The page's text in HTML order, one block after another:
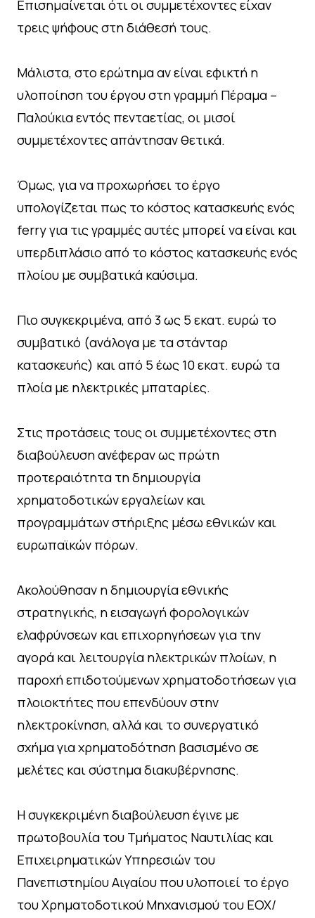
Επισημαίνεται ότι οι συμμετέχοντες είχαν
τρεις ψήφους στη διάθεσή τους.
Μάλιστα, στο ερώτημα αν είναι εφικτή η
υλοποίηση του έργου στη γραμμή Πέραμα –
Παλούκια εντός πενταετίας, οι μισοί
συμμετέχοντες απάντησαν θετικά.
Όμως, για να προχωρήσει το έργο
υπολογίζεται πως το κόστος κατασκευής ενός
ferry για τις γραμμές αυτές μπορεί να είναι και
υπερδιπλάσιο από το κόστος κατασκευής ενός
πλοίου με συμβατικά καύσιμα.
Πιο συγκεκριμένα, από 3 ως 5 εκατ. ευρώ το
συμβατικό (ανάλογα με τα στάνταρ
κατασκευής) και από 5 έως 10 εκατ. ευρώ τα
πλοία με ηλεκτρικές μπαταρίες.
Στις προτάσεις τους οι συμμετέχοντες στη
διαβούλευση ανέφεραν ως πρώτη
προτεραιότητα τη δημιουργία
χρηματοδοτικών εργαλείων και
προγραμμάτων στήριξης μέσω εθνικών και
ευρωπαϊκών πόρων.
Ακολούθησαν η δημιουργία εθνικής
στρατηγικής, η εισαγωγή φορολογικών
ελαφρύνσεων και επιχορηγήσεων για την
αγορά και λειτουργία ηλεκτρικών πλοίων, η
παροχή επιδοτούμενων χρηματοδοτήσεων για
πλοιοκτήτες που επενδύουν στην
ηλεκτροκίνηση, αλλά και το συνεργατικό
σχήμα για χρηματοδότηση βασισμένο σε
μελέτες και σύστημα διακυβέρνησης.
Η συγκεκριμένη διαβούλευση έγινε με
πρωτοβουλία του Τμήματος Ναυτιλίας και
Επιχειρηματικών Υπηρεσιών του
Πανεπιστημίου Αιγαίου που υλοποιεί το έργο
του Χρηματοδοτικού Μηχανισμού του ΕΟΧ/